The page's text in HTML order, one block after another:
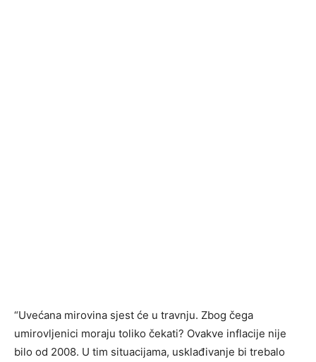
“Uvećana mirovina sjest će u travnju. Zbog čega
umirovljenici moraju toliko čekati? Ovakve inflacije nije
bilo od 2008. U tim situacijama, usklađivanje bi trebalo